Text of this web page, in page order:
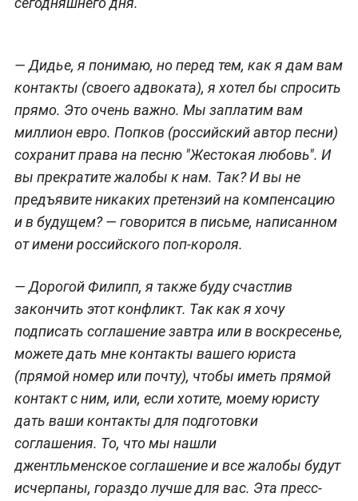
—Дидье, я понимаю, но перед тем, как я дам вам
контакты (своего адвоката), я хотел бы спросить
прямо. Это очень важно. Мы заплатим вам
миллион евро. Попков (российский автор песни)
сохранит права на песню "Жестокая любовь". И
вы прекратите жалобы к нам. Так? И вы не
предъявите никаких претензий на компенсацию
и в будущем?— говорится в письме, написанном
от имени российского поп-короля.
— Дорогой Филипп, я также буду счастлив
закончить этот конфликт. Так как я хочу
подписать соглашение завтра или в воскресенье,
можете дать мне контакты вашего юриста
(прямой номер или почту), чтобы иметь прямой
контакт с ним, или, если хотите, моему юристу
дать ваши контакты для подготовки
соглашения. То, что мы нашли
джентльменское соглашение и все жалобы будут
исчерпаны, гораздо лучше для вас. Эта пресс-